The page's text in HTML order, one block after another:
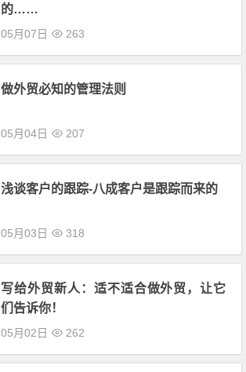
的……
05月07日 263
做外贸必知的管理法则
05月04日 207
浅谈客户的跟踪-八成客户是跟踪而来的
05月03日 318
写给外贸新人：适不适合做外贸，让它
们告诉你！
05月02日 262